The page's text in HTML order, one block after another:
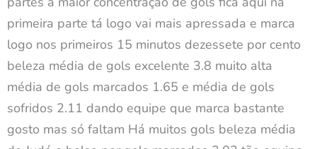
primeira parte tá logo vai mais apressada e marca
logo nos primeiros 15 minutos dezessete por cento
beleza média de gols excelente 3.8 muito alta
média de gols marcados 1.65 e média de gols
sofridos 2.11 dando equipe que marca bastante
gosto mas só faltam Há muitos gols beleza média